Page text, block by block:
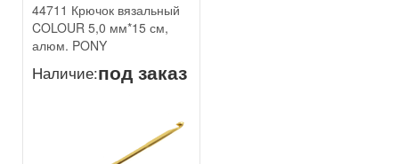
44711 Крючок вязальный
COLOUR 5,0 мм*15 см,
алюм. PONY
Наличие:под заказ